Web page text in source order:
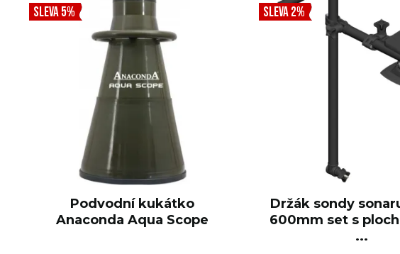
SLEVA 5%
Podvodní kukátko
Anaconda Aqua Scope
SLEVA 2%
Držák sondy
600mm set s
...